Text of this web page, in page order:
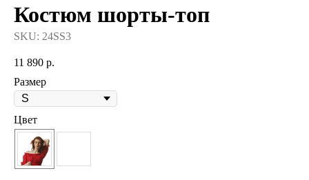
Костюм шорты-топ
SKU: 24SS3
11 890 р.
Размер
Цвет